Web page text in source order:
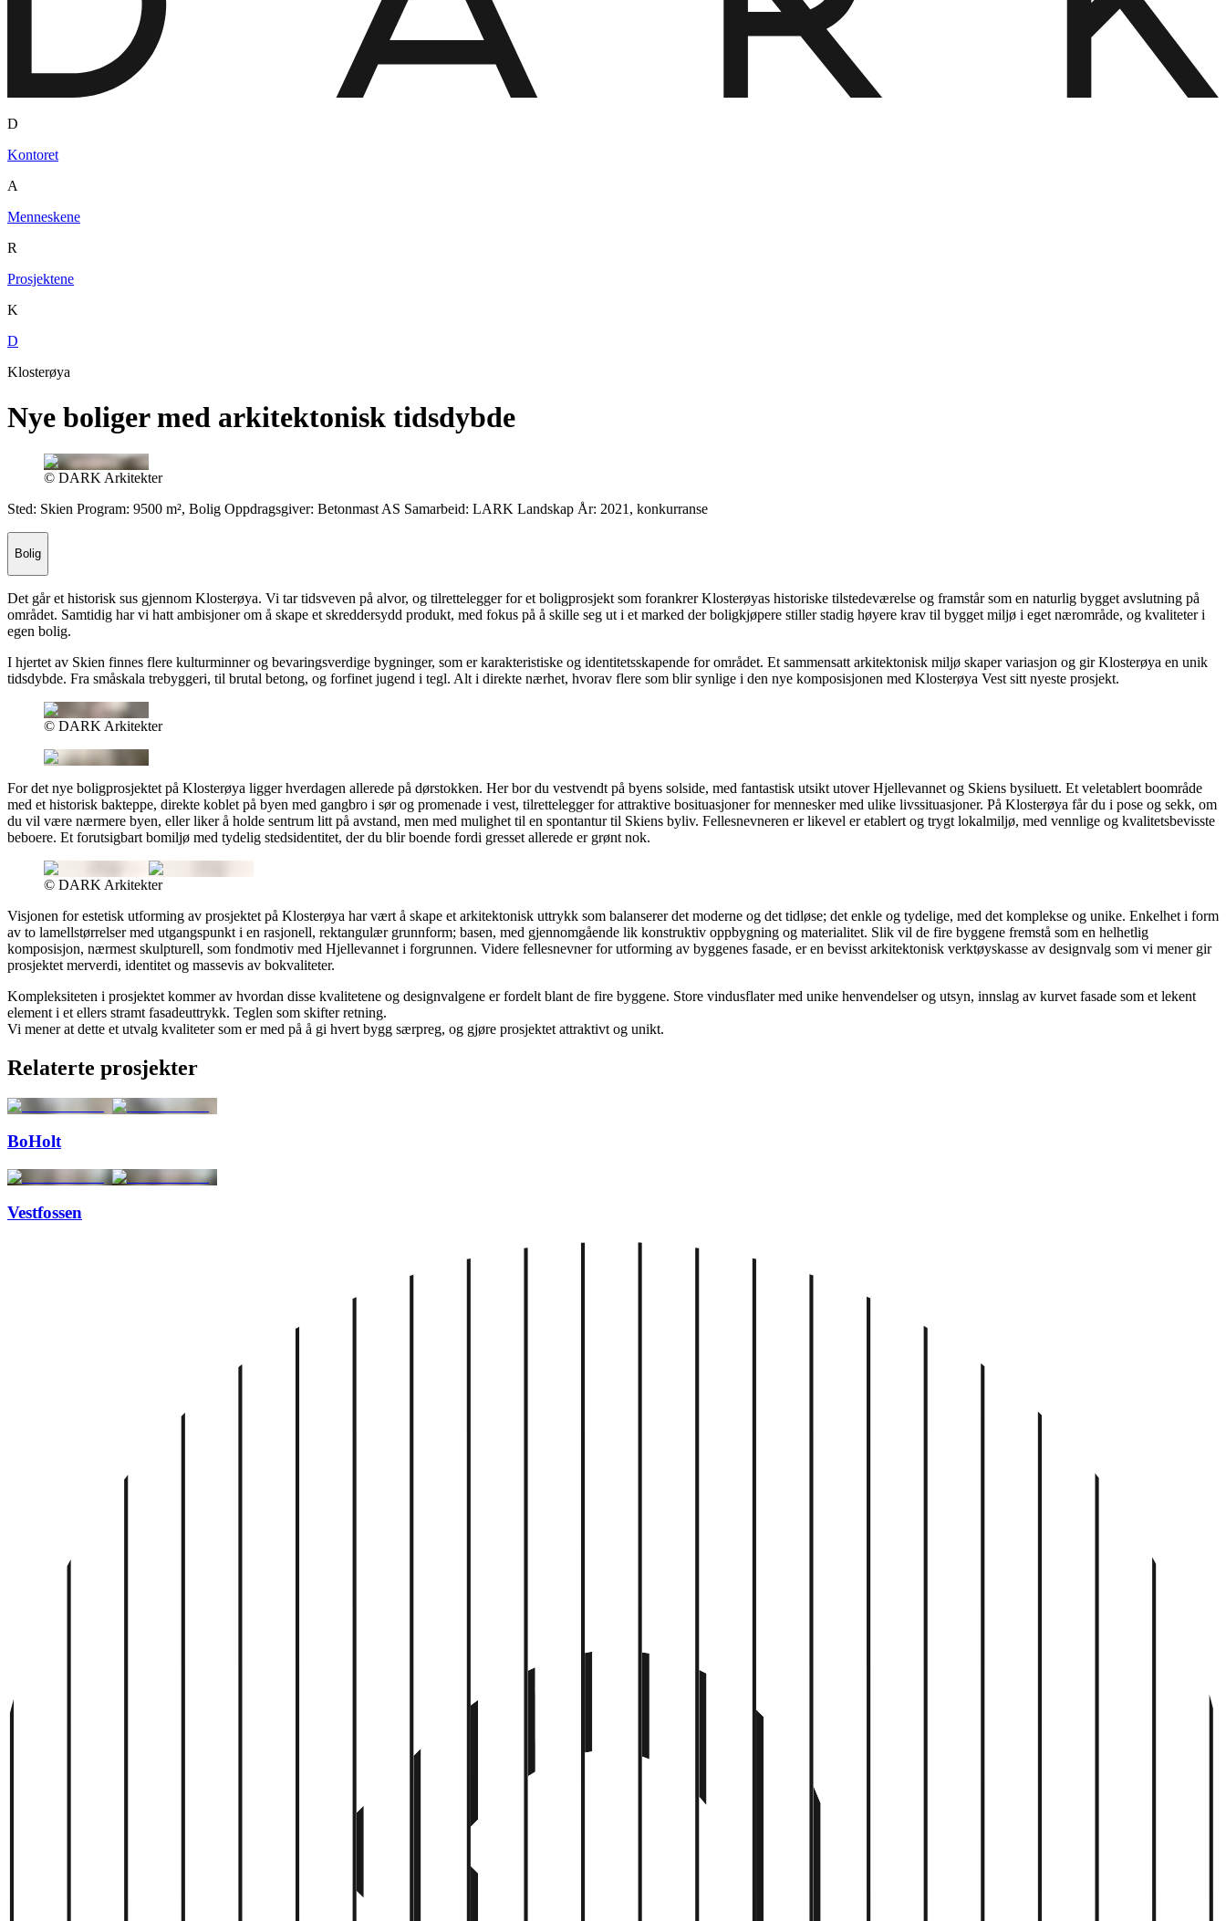
D
Kontoret
A
Menneskene
R
Prosjektene
K
D
Klosterøya
Nye boliger med arkitektonisk tidsdybde
© DARK Arkitekter
Sted: Skien Program: 9500 m², Bolig Oppdragsgiver: Betonmast AS Samarbeid: LARK Landskap År: 2021, konkurranse
Bolig
Det går et historisk sus gjennom Klosterøya. Vi tar tidsveven på alvor, og tilrettelegger for et boligprosjekt som forankrer Klosterøyas historiske tilstedeværelse og framstår som en naturlig bygget avslutning på
området. Samtidig har vi hatt ambisjoner om å skape et skreddersydd produkt, med fokus på å skille seg ut i et marked der boligkjøpere stiller stadig høyere krav til bygget miljø i eget nærområde, og kvaliteter i
egen bolig.
I hjertet av Skien finnes flere kulturminner og bevaringsverdige bygninger, som er karakteristiske og identitetsskapende for området. Et sammensatt arkitektonisk miljø skaper variasjon og gir Klosterøya en unik
tidsdybde. Fra småskala trebyggeri, til brutal betong, og forfinet jugend i tegl. Alt i direkte nærhet, hvorav flere som blir synlige i den nye komposisjonen med Klosterøya Vest sitt nyeste prosjekt.
© DARK Arkitekter
For det nye boligprosjektet på Klosterøya ligger hverdagen allerede på dørstokken. Her bor du vestvendt på byens solside, med fantastisk utsikt utover Hjellevannet og Skiens bysiluett. Et veletablert boområde
med et historisk bakteppe, direkte koblet på byen med gangbro i sør og promenade i vest, tilrettelegger for attraktive bosituasjoner for mennesker med ulike livssituasjoner. På Klosterøya får du i pose og sekk, om
du vil være nærmere byen, eller liker å holde sentrum litt på avstand, men med mulighet til en spontantur til Skiens byliv. Fellesnevneren er likevel er etablert og trygt lokalmiljø, med vennlige og kvalitetsbevisste
beboere. Et forutsigbart bomiljø med tydelig stedsidentitet, der du blir boende fordi gresset allerede er grønt nok.
© DARK Arkitekter
Visjonen for estetisk utforming av prosjektet på Klosterøya har vært å skape et arkitektonisk uttrykk som balanserer det moderne og det tidløse; det enkle og tydelige, med det komplekse og unike. Enkelhet i form
av to lamellstørrelser med utgangspunkt i en rasjonell, rektangulær grunnform; basen, med gjennomgående lik konstruktiv oppbygning og materialitet. Slik vil de fire byggene fremstå som en helhetlig
komposisjon, nærmest skulpturell, som fondmotiv med Hjellevannet i forgrunnen. Videre fellesnevner for utforming av byggenes fasade, er en bevisst arkitektonisk verktøyskasse av designvalg som vi mener gir
prosjektet merverdi, identitet og massevis av bokvaliteter.
Kompleksiteten i prosjektet kommer av hvordan disse kvalitetene og designvalgene er fordelt blant de fire byggene. Store vindusflater med unike henvendelser og utsyn, innslag av kurvet fasade som et lekent
element i et ellers stramt fasadeuttrykk. Teglen som skifter retning.
Vi mener at dette et utvalg kvaliteter som er med på å gi hvert bygg særpreg, og gjøre prosjektet attraktivt og unikt.
Relaterte prosjekter
BoHolt
Vestfossen